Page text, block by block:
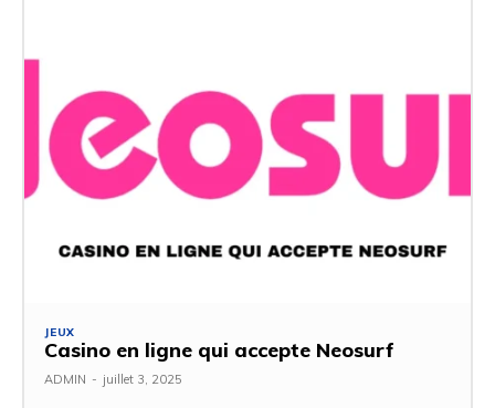
JEUX
Casino en ligne qui accepte Neosurf
ADMIN - juillet 3, 2025